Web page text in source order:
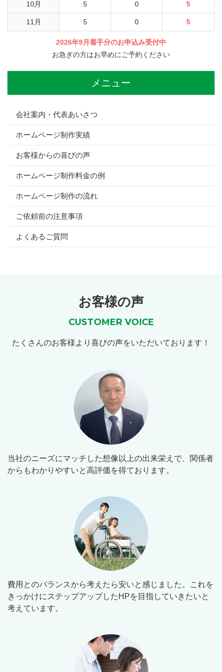
10月 5 0 5
11月 5 0 5
2026年9月着手分のお申込み受付中
お急ぎの方はお早めにご予約ください
メニュー
会社案内・代表あいさつ
ホームページ制作実績
お客様からの喜びの声
ホームページ制作料金の例
ホームページ制作の流れ
ご依頼前の注意事項
よくあるご質問
お客様の声
CUSTOMER VOICE
たくさんのお客様より喜びの声をいただいております！
当社のニーズにマッチした想像以上の出来栄えで、関係者
からもわかりやすいと高評価を得ております。
費用とのバランスから考えたら安いと感じました。これを
きっかけにステップアップしたHPを目指していきたいと
考えています。